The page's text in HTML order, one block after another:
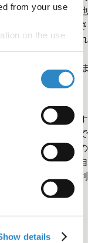
from your use
on the use
details
見されなければ、
余計な分野を調査
なります。発見さ
ながり（撤回の約
の信頼性に影響し
人に代わって出版
があるということで
は、おそらく最善
うことで、あなた
作業から最大限の